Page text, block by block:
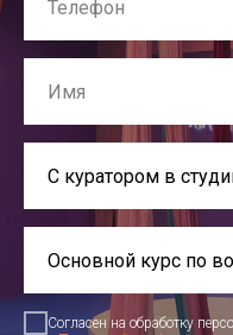
Согласен на обработку